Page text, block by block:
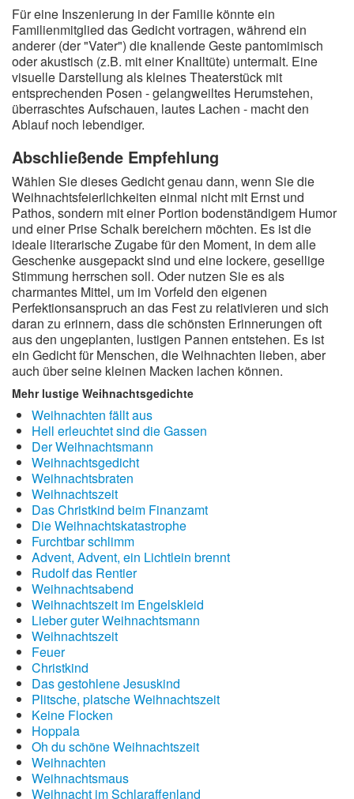
Für eine Inszenierung in der Familie könnte ein
Familienmitglied das Gedicht vortragen, während ein
anderer (der "Vater") die knallende Geste pantomimisch
oder akustisch (z.B. mit einer Knalltüte) untermalt. Eine
visuelle Darstellung als kleines Theaterstück mit
entsprechenden Posen - gelangweiltes Herumstehen,
überraschtes Aufschauen, lautes Lachen - macht den
Ablauf noch lebendiger.
Abschließende Empfehlung
Wählen Sie dieses Gedicht genau dann, wenn Sie die
Weihnachtsfeierlichkeiten einmal nicht mit Ernst und
Pathos, sondern mit einer Portion bodenständigem Humor
und einer Prise Schalk bereichern möchten. Es ist die
ideale literarische Zugabe für den Moment, in dem alle
Geschenke ausgepackt sind und eine lockere, gesellige
Stimmung herrschen soll. Oder nutzen Sie es als
charmantes Mittel, um im Vorfeld den eigenen
Perfektionsanspruch an das Fest zu relativieren und sich
daran zu erinnern, dass die schönsten Erinnerungen oft
aus den ungeplanten, lustigen Pannen entstehen. Es ist
ein Gedicht für Menschen, die Weihnachten lieben, aber
auch über seine kleinen Macken lachen können.
Mehr lustige Weihnachtsgedichte
Weihnachten fällt aus
Hell erleuchtet sind die Gassen
Der Weihnachtsmann
Weihnachtsgedicht
Weihnachtsbraten
Weihnachtszeit
Das Christkind beim Finanzamt
Die Weihnachtskatastrophe
Furchtbar schlimm
Advent, Advent, ein Lichtlein brennt
Rudolf das Rentier
Weihnachtsabend
Weihnachtszeit im Engelskleid
Lieber guter Weihnachtsmann
Weihnachtszeit
Feuer
Christkind
Das gestohlene Jesuskind
Plitsche, platsche Weihnachtszeit
Keine Flocken
Hoppala
Oh du schöne Weihnachtszeit
Weihnachten
Weihnachtsmaus
Weihnacht im Schlaraffenland